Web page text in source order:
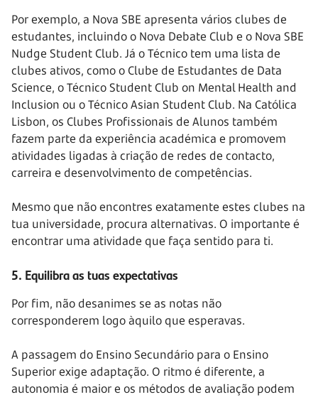
Por exemplo, a Nova SBE apresenta vários clubes de
estudantes, incluindo o Nova Debate Club e o Nova SBE
Nudge Student Club. Já o Técnico tem uma lista de
clubes ativos, como o Clube de Estudantes de Data
Science, o Técnico Student Club on Mental Health and
Inclusion ou o Técnico Asian Student Club. Na Católica
Lisbon, os Clubes Profissionais de Alunos também
fazem parte da experiência académica e promovem
atividades ligadas à criação de redes de contacto,
carreira e desenvolvimento de competências.
Mesmo que não encontres exatamente estes clubes na
tua universidade, procura alternativas. O importante é
encontrar uma atividade que faça sentido para ti.
5. Equilibra as tuas expectativas
Por fim, não desanimes se as notas não
corresponderem logo àquilo que esperavas.
A passagem do Ensino Secundário para o Ensino
Superior exige adaptação. O ritmo é diferente, a
autonomia é maior e os métodos de avaliação podem